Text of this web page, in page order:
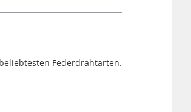
Federdrahtarten.